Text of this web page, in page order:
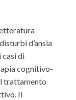
d’ansia
casi di
cognitivo-
trattamento
Il